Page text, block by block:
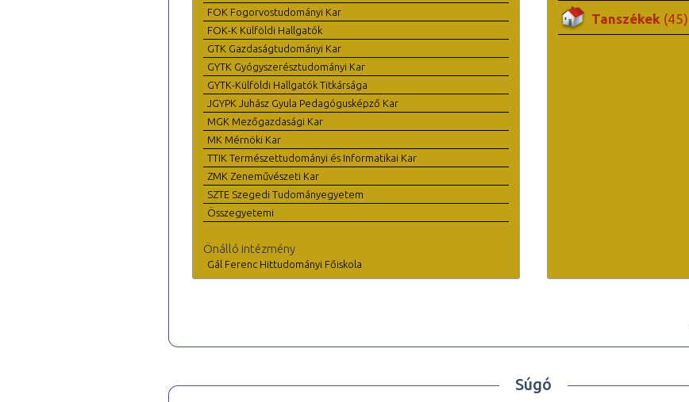
FOK Fogorvostudományi Kar
FOK-K Külföldi Hallgatók
GTK Gazdaságtudományi Kar
GYTK Gyógyszerésztudományi Kar
GYTK-Külföldi Hallgatók Titkársága
JGYPK Juhász Gyula Pedagógusképző Kar
MGK Mezőgazdasági Kar
MK Mérnöki Kar
TTIK Természettudományi és Informatikai Kar
ZMK Zeneművészeti Kar
SZTE Szegedi Tudományegyetem
Összegyetemi
Önálló intézmény
Gál Ferenc Hittudományi Főiskola
Tanszékek (45)
Súgó